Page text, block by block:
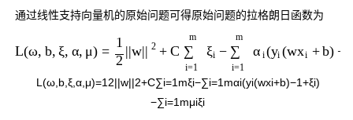
通过线性支持向量机的原始问题可得原始问题的拉格朗日函数为
L(ω, b, ξ, α, μ) =
1
2
||w|| 2 + C ∑
i=1
m
ξi − ∑
i=1
m
α i(yi (wxi +b) −
L (ω, b, ξ, α, μ)=1 2||w||2+C∑i=1 mξi−∑i=1 mαi(yi(wxi+b)−1+ξi)
−∑i=1 mμiξi